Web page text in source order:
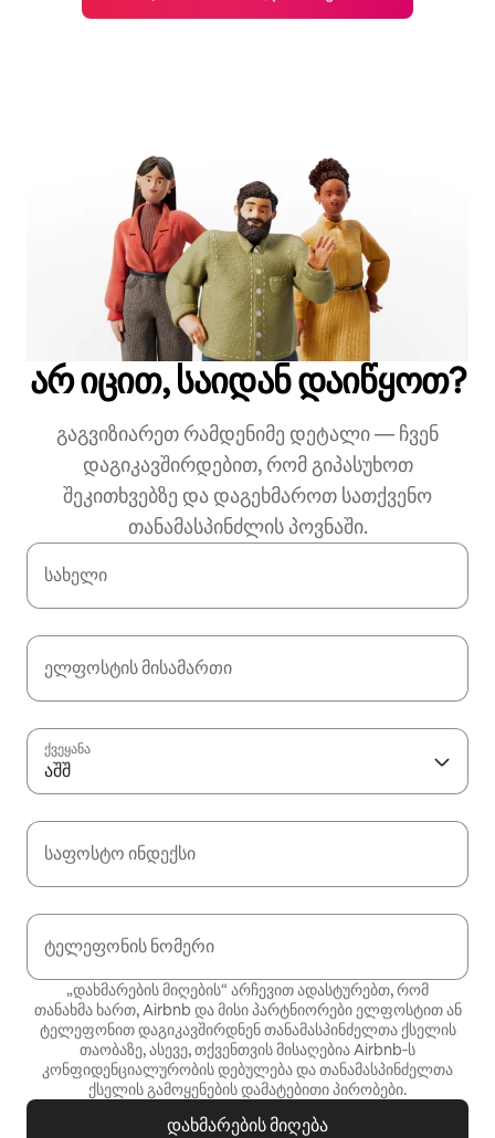
არ იცით, საიდან დაიწყოთ?
გაგვიზიარეთ რამდენიმე დეტალი — ჩვენ
დაგიკავშირდებით, რომ გიპასუხოთ
შეკითხვებზე და დაგეხმაროთ სათქვენო
თანამასპინძლის პოვნაში.
სახელი
ელფოსტის მისამართი
ქვეყანა
აშშ
საფოსტო ინდექსი
ტელეფონის ნომერი
„დახმარების მიღების“ არჩევით ადასტურებთ, რომ
თანახმა ხართ, Airbnb და მისი პარტნიორები ელფოსტით ან
ტელეფონით დაგიკავშირდნენ თანამასპინძელთა ქსელის
თაობაზე, ასევე, თქვენთვის მისაღებია Airbnb‑ს
კონფიდენციალურობის დებულებადათანამასპინძელთა
ქსელის გამოყენების დამატებითი პირობები.
დახმარების მიღება